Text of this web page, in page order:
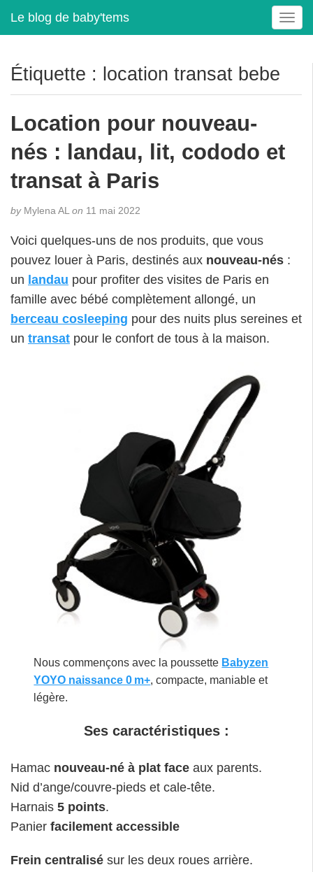
Le blog de baby'tems
T
o
e
Étiquette : location transat bebe
Location pour nouveau-
nés : landau, lit, cododo et
transat à Paris
byMylena AL on 11 mai 2022
Voici quelques-uns de nos produits, que vous
pouvez louer à Paris, destinés aux nouveau-nés :
un landau pour profiter des visites de Paris en
famille avec bébé complètement allongé, un
berceau cosleeping pour des nuits plus sereines et
un transat pour le confort de tous à la maison.
Nous commençons avec la poussette Babyzen
YOYO naissance 0 m+, compacte, maniable et
légère.
Ses caractéristiques :
Hamac nouveau-né à plat face aux parents.
Nid d’ange/couvre-pieds et cale-tête.
Harnais 5 points.
Panier facilement accessible
Frein centralisé sur les deux roues arrière.